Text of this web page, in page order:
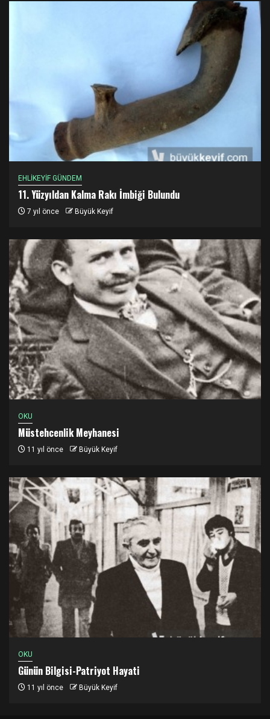
EHLİKEYİF GÜNDEM
11. Yüzyıldan Kalma Rakı İmbiği Bulundu
7 yıl önce Büyük Keyif
OKU
Müstehcenlik Meyhanesi
11 yıl önce Büyük Keyif
OKU
Günün Bilgisi-Patriyot Hayati
11 yıl önce Büyük Keyif